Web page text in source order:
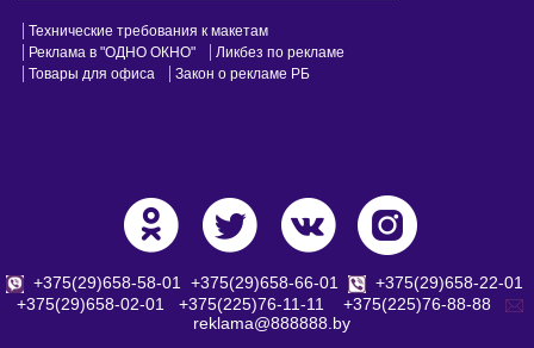
Технические требования к макетам
Реклама в "ОДНО ОКНО"
Ликбез по рекламе
Товары для офиса
Закон о рекламе РБ
+375(29)658-58-01 +375(29)658-66-01
+375(29)658-22-01
+375(29)658-02-01
+375(225)76-11-11
+375(225)76-88-88
reklama@888888.by